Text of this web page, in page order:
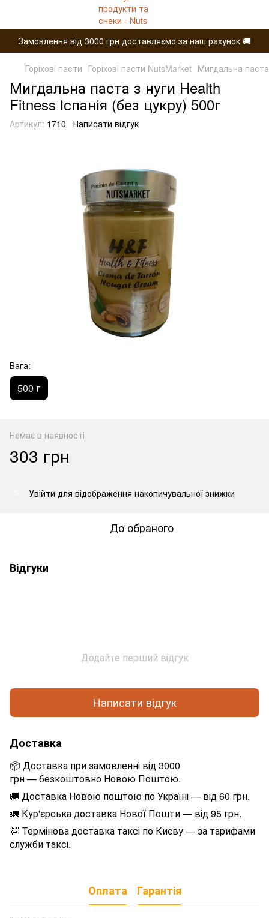
Замовлення від 3000 грн доставляємо за наш рахунок 🚚
Горіхові пасти Горіхові пасти NutsMarket Мигдальна паста
Мигдальна паста з нуги Health
Fitness Іспанія (без цукру) 500г
Артикул: 1710 Написати відгук
Вага:
500 г
Немає в наявності
303 грн
Увійти для відображення накопичувальної знижки
До обраного
Відгуки
Додайте перший відгук
Написати відгук
Доставка
📦 Доставка при замовленні від 3000
грн — безкоштовно Новою Поштою.
🚚 Доставка Новою поштою по Україні — від 60 грн.
🚛 Кур'єрська доставка Нової Пошти — від 95 грн.
🚖 Термінова доставка таксі по Києву — за тарифами
служби таксі.
Оплата Гарантія